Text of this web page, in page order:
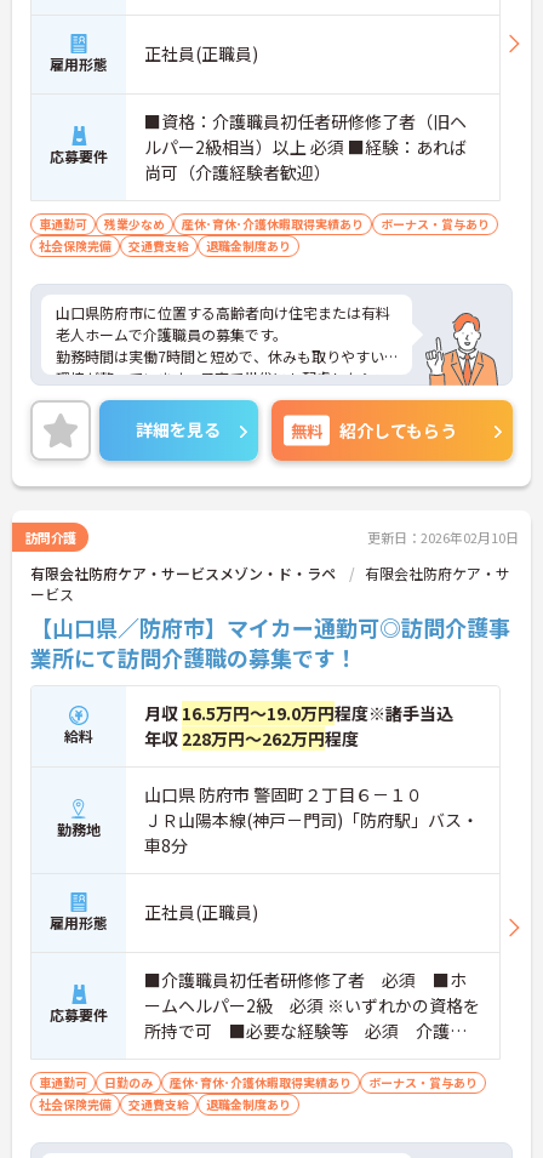
雇用形態 正社員(正職員)
応募要件
■資格：介護職員初任者研修修了者（旧ヘ
ルパー2級相当）以上 必須 ■経験：あれば
尚可（介護経験者歓迎）
車通勤可 残業少なめ 産休･育休･介護休暇取得実績あり
ボーナス・賞与あり
社会保険完備
交通費支給 退職金制度あり
山口県防府市に位置する高齢者向け住宅または有料
老人ホームで介護職員の募集です。
勤務時間は実働7時間と短めで、休みも取りやすい
環境が整っています。子育て世代にも配慮したシフ
ト組みを行っており、家庭との両立も可能です。夜
勤手当や処遇改善手当などの各種手当も充実してお
り、賞与は年2回支給されます。資格を活かして安定
した職場で長く働きたい方におすすめです。
ご興味のある方には、面接対策ポイントなどさらに
い。
詳細を見る 無料 紹介してもらう
訪問介護 更新日：2026年02月10日
有限会社防府ケア・サービスメゾン・ド・ラペ
有限会社防府ケア・サ
ービス
【山口県／防府市】マイカー通勤可◎訪問介護事
業所にて訪問介護職の募集です！
給料
月収 16.5万円～19.0万円程度※諸手当込
年収 228万円～262万円程度
勤務地
山口県 防府市 警固町２丁目６－１０
ＪＲ山陽本線(神戸－門司)「防府駅」バス・
車8分
雇用形態 正社員(正職員)
応募要件
■介護職員初任者研修修了者 必須 ■ホ
ームヘルパー2級 必須 ※いずれかの資格を
所持で可 ■必要な経験等 必須 介護経
験者
車通勤可 日勤のみ 産休･育休･介護休暇取得実績あり
ボーナス・賞与あり
社会保険完備
交通費支給 退職金制度あり